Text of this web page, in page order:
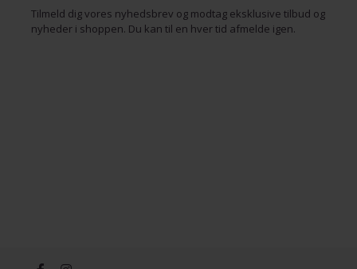
Tilmeld dig vores nyhedsbrev og modtag eksklusive tilbud og
nyheder i shoppen. Du kan til en hver tid afmelde igen.